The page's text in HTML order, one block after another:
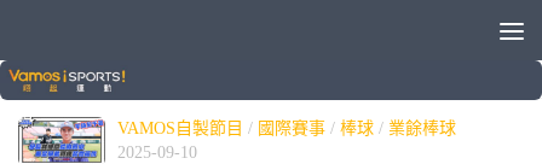
標籤：何樺
VAMOS自製節目 / 國際賽事 / 棒球 / 業餘棒球
2025-09-10